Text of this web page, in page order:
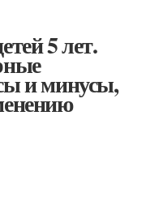
5 лет.
и минусы,